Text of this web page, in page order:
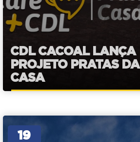
CDL CACOAL LANÇA
PROJETO PRATAS DA
CASA
19